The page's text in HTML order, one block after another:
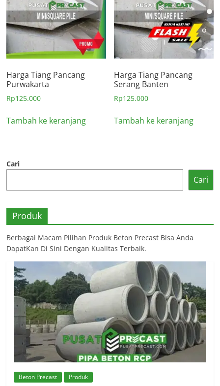
Harga Tiang Pancang
Purwakarta
Rp125.000
Tambah ke keranjang
Harga Tiang Pancang
Serang Banten
Rp125.000
Tambah ke keranjang
Cari
Cari
Produk
Berbagai Macam Pilihan Produk Beton Precast Bisa Anda
DapatKan Di Sini Dengan Kualitas Terbaik.
Beton Precast Produk